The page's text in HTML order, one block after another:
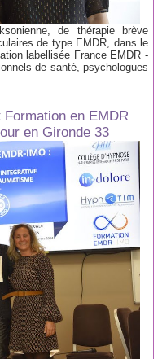
de thérapie brève
de type EMDR, dans le
labellisée France EMDR -
de santé, psychologues
en EMDR
en Gironde 33